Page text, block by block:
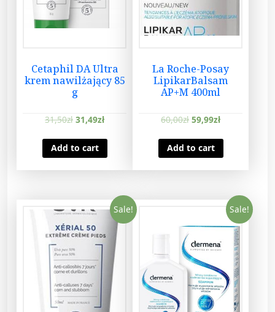
Cetaphil DA Ultra
krem nawilżający 85
g
31,50zł 31,49zł
Add to cart
La Roche-Posay
LipikarBalsam
AP+M 400ml
60,00zł 59,99zł
Add to cart
Sale! Sale!